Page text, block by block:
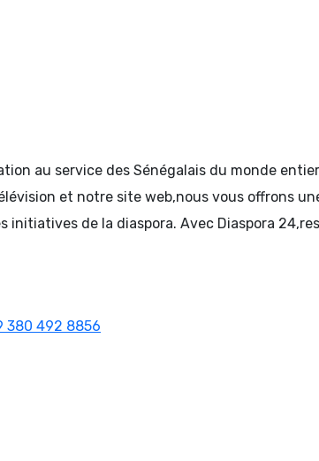
au service des Sénégalais du monde
et notre site web,nous vous offrons
de la diaspora. Avec Diaspora
380 492 8856